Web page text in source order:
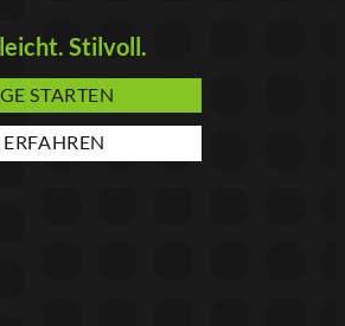
Stilvoll.
STARTEN